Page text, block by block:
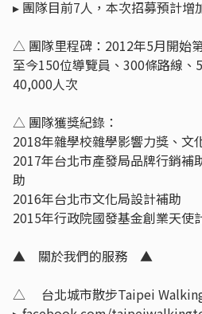
▸ 團隊目前7人，本次招募預計增
△ 團隊里程碑：2012年5月開始
至今150位導覽員、300條路線、
40,000人次
△ 團隊獲獎紀錄：
2018年雜學校雜學影響力獎、文
2017年台北市產發局品牌行銷補
助
2016年台北市文化局設計補助
2015年行政院國發基金創業天使
▲ 關於我們的服務 ▲
△ 台北城市散步Taipei